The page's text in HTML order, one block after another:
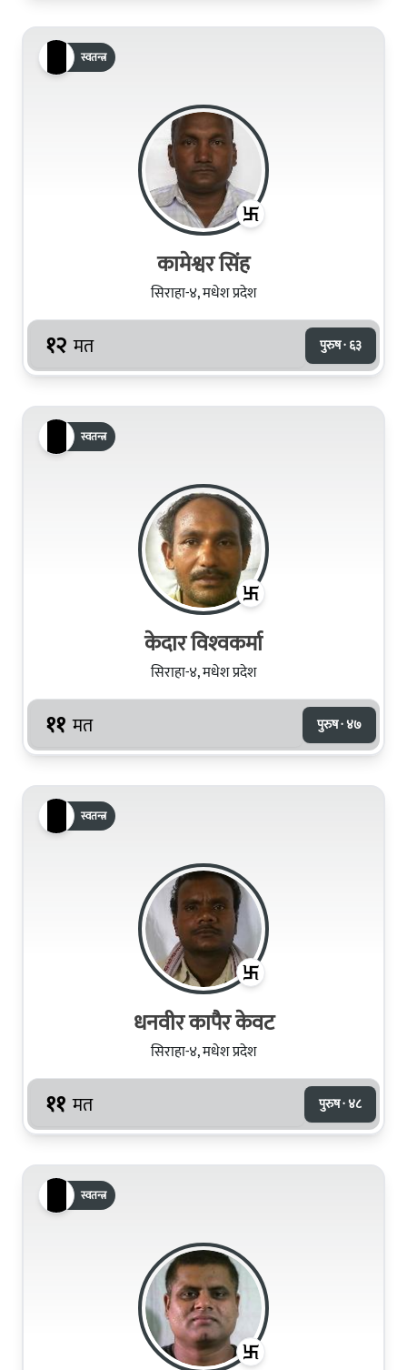
स्वतन्त्र
कामेश्वर सिंह
सिराहा-४, मधेश प्रदेश
१२ मत पुरुष · ६३
स्वतन्त्र
केदार विश्‍वकर्मा
सिराहा-४, मधेश प्रदेश
११ मत पुरुष · ४७
स्वतन्त्र
धनवीर कापैर केवट
सिराहा-४, मधेश प्रदेश
११ मत पुरुष · ४८
स्वतन्त्र